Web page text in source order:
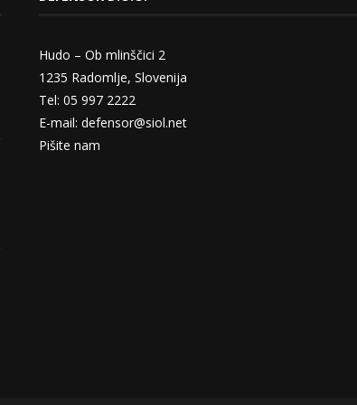
Hudo – Ob mlinščici 2
1235 Radomlje, Slovenija
Tel: 05 997 2222
E-mail: defensor@siol.net
Pišite nam